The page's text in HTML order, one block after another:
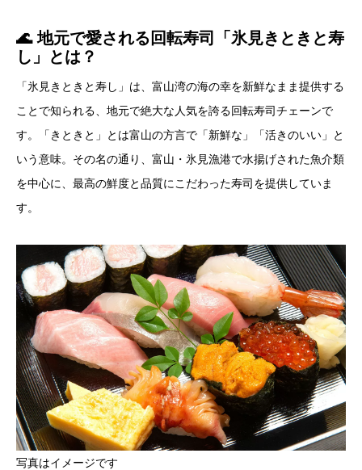
🌊 地元で愛される回転寿司「氷見きときと寿
し」とは？
「氷見きときと寿し」は、富山湾の海の幸を新鮮なまま提供する
ことで知られる、地元で絶大な人気を誇る回転寿司チェーンで
す。「きときと」とは富山の方言で「新鮮な」「活きのいい」と
いう意味。その名の通り、富山・氷見漁港で水揚げされた魚介類
を中心に、最高の鮮度と品質にこだわった寿司を提供していま
す。
写真はイメージです